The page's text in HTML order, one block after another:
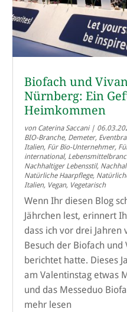
Biofach und
Nürnberg: Ein
Heimkommen
von Caterina Saccani|
BIO-Branche, Demeter,
Italien, Für Bio-Unternehmer,
international,
Nachhaltiger Lebensstil,
Natürliche Haarpflege,
Italien, Vegan, Vegetarisch
Wenn Ihr diesen Blog
Jährchen lest, erinnert
dass ich vor drei Jahren
Besuch der Biofach und
berichtet hatte. Dieses
am Valentinstag etwas
und das Messeduo
mehr lesen